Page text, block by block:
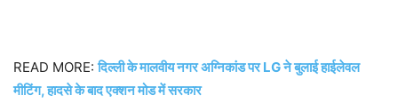
READ MORE:दिल्ली के मालवीय नगर अग्निकांड पर LG ने बुलाई हाईलेवल
मीटिंग, हादसे के बाद एक्शन मोड में सरकार